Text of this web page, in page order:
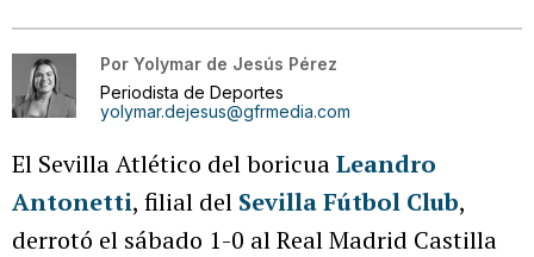
Por Yolymar de Jesús Pérez
Periodista de Deportes
yolymar.dejesus@gfrmedia.com
El Sevilla Atlético del boricuaLeandro
Antonetti, filial del Sevilla Fútbol Club,
derrotó el sábado 1-0 al Real Madrid Castilla